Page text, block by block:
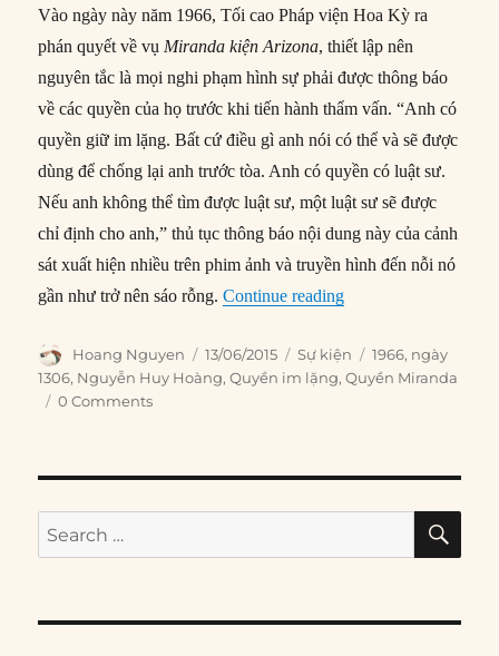
Vào ngày này năm 1966, Tối cao Pháp viện Hoa Kỳ ra
phán quyết về vụ Miranda kiện Arizona, thiết lập nên
nguyên tắc là mọi nghi phạm hình sự phải được thông báo
về các quyền của họ trước khi tiến hành thẩm vấn. “Anh có
quyền giữ im lặng. Bất cứ điều gì anh nói có thể và sẽ được
dùng để chống lại anh trước tòa. Anh có quyền có luật sư.
Nếu anh không thể tìm được luật sư, một luật sư sẽ được
chỉ định cho anh,” thủ tục thông báo nội dung này của cảnh
sát xuất hiện nhiều trên phim ảnh và truyền hình đến nỗi nó
gần như trở nên sáo rỗng.Continue reading“13/06/1966: Quyền
Author
Hoang Nguyen
Posted
on
13/06/2015 Categories
Sự kiện Tags
1966, ngày
1306, Nguyễn Huy Hoàng,Quyền im lặng,Quyền Miranda
0 Comments
Search
for: